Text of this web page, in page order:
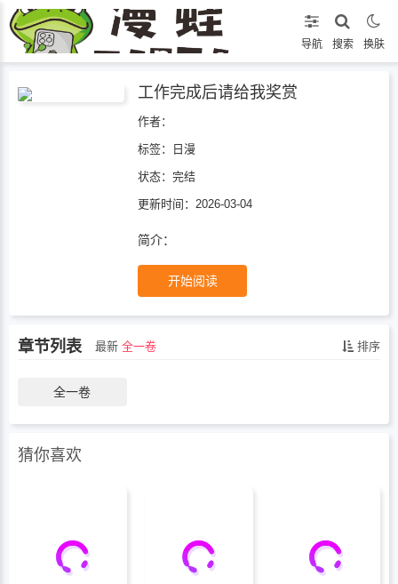
导航 搜索 换肤
工作完成后请给我奖赏
作者：
标签： 日漫
状态： 完结
更新时间：2026-03-04
简介：
开始阅读
章节列表 最新 全一卷 排序
全一卷
猜你喜欢